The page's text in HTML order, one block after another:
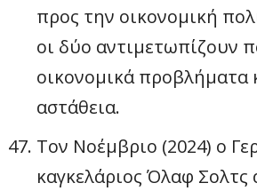
προς την οικονομική
οι δύο αντιμετωπίζουν
οικονομικά προβλήματα
αστάθεια.
Τον Νοέμβριο (2024) ο
καγκελάριος Όλαφ Σολτς